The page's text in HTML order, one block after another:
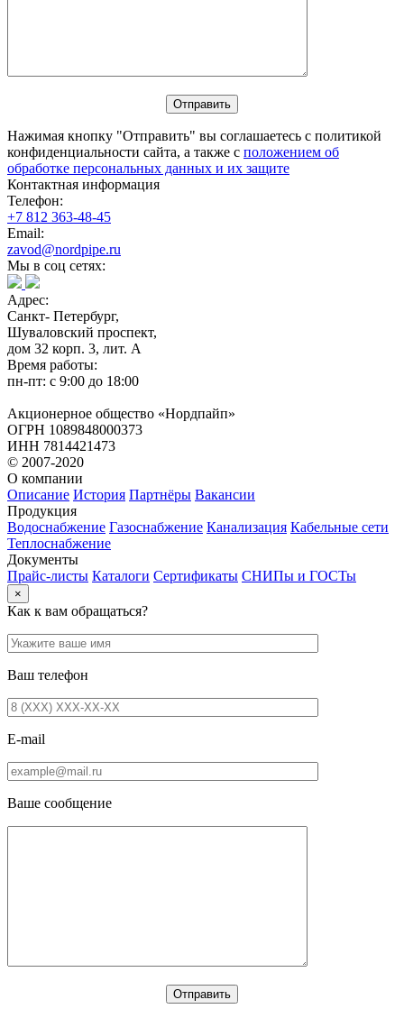
Нажимая кнопку "Отправить" вы соглашаетесь с политикой
конфиденциальности сайта, а также с положением об
обработке персональных данных и их защите
Контактная информация
Телефон:
+7 812 363-48-45
Email:
zavod@nordpipe.ru
Мы в соц сетях:
Адрес:
Санкт- Петербург,
Шуваловский проспект,
дом 32 корп. 3, лит. А
Время работы:
пн-пт: с 9:00 до 18:00
Акционерное общество «Нордпайп»
ОГРН 1089848000373
ИНН 7814421473
© 2007-2020
О компании
Описание История Партнёры Вакансии
Продукция
Водоснабжение Газоснабжение Канализация Кабельные сети
Теплоснабжение
Документы
Прайс-листы Каталоги Сертификаты СНИПы и ГОСТы
×
Как к вам обращаться?
Ваш телефон
E-mail
Ваше сообщение